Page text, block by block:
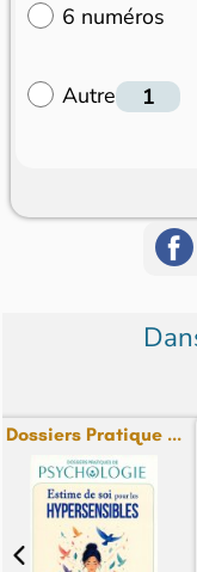
6 numéros
Autre
Dossiers Pratique ...